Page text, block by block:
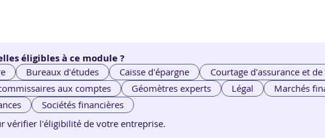
éligibles à ce module ?
Bureaux d'études Caisse d'épargne
Courtage d'assurance et
aux comptes Géomètres experts Légal
Marchés
Sociétés financières
vérifier l'éligibilité de votre entreprise.